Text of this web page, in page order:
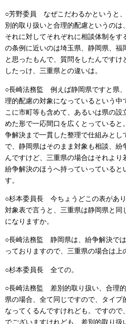
○芳野委員 なぜこだわるかというと
別的取り扱いと合理的配慮というのは
それに対してそれぞれに相談体制をす
の条例に近いのは埼玉県、静岡県、福
と思ったもんで、質問をしたんです
したっけ、三重県との違いは。
○長崎法務監 例えば静岡県ですと県
理的配慮の対象になっているという中
こに市町等も含めて、あるいは県の
めた形で一応間口を広くとっていると
争解決まで一貫した整理で仕組みとし
で、静岡県はそのまま対象も相談、紛
んですけど、三重県の場合はそれより
紛争解決のほうへ持っていっていると
す。
○杉本委員長 今ちょうどこの表があ
対象表で言うと、三重県は静岡県と同
になりますか。
○長崎法務監 静岡県は、紛争解決で
っておりますので、三重県の場合は
○杉本委員長 全ての。
○長崎法務監 差別的取り扱い、合理
県の場合、全て同じですので、タイプ
なってくるんですけれども。ですの
でございますけれども、差別的取り扱